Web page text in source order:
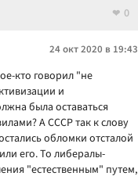
0
24 окт 2020 в 19:43
кто говорил "не
и
была оставаться
А СССР так к слову
обломки отсталой
его. То либералы-
"естественным" путем,